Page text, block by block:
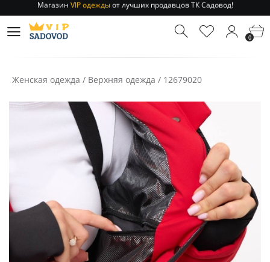
Отправление заказа 1-3 дняпо РФ и МСК!
Магазин
от лучших продавцов ТК Садовод!
Отправление заказа 1-3 дня 0
Женская одежда / Верхняя одежда / 12679020